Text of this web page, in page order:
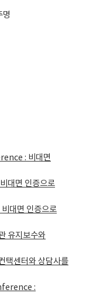
명
: 비대면
대면 인증으로
대면 인증으로
유지보수와
택센터와 상담사를
: